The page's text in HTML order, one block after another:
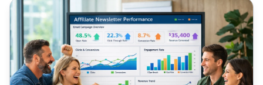
Gyakori hibák partner hírlevelekben: Teljes útmutató a